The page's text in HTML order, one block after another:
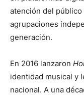
atención del
agrupaciones
generación.
En 2016 lanzaron
identidad musical y
nacional. A una